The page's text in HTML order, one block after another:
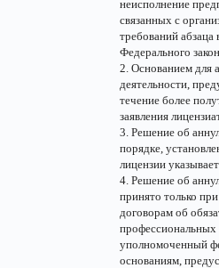
неисполнение
связанных с
требований абзаца
Федерального
2. Основанием для
деятельности,
течение более
заявления
3. Решение об
порядке,
лицензии
4. Решение об
принято только
договорам об
профессиональных
уполномоченный
основаниям,